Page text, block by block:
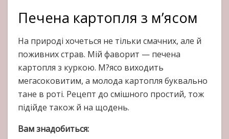
Печена картопля з м’ясом
На природі хочеться не тільки смачних, але й
поживних страв. Мій фаворит — печена
картопля з куркою. М?ясо виходить
мегасоковитим, а молода картопля буквально
тане в роті. Рецепт до смішного простий, тож
підійде також й на щодень.
Вам знадобиться: